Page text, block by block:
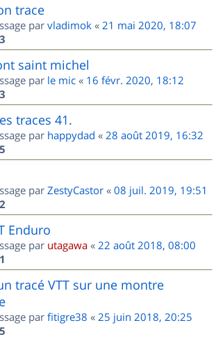
trace
par vladimok « 21 mai 2020, 18:07
3
saint michel
par le mic « 16 févr. 2020, 18:12
3
traces 41.
par happydad « 28 août 2019, 16:32
5
par ZestyCastor « 08 juil. 2019, 19:51
2
Enduro
par utagawa « 22 août 2018, 08:00
1
tracé VTT sur une montre
par fitigre38 « 25 juin 2018, 20:25
5